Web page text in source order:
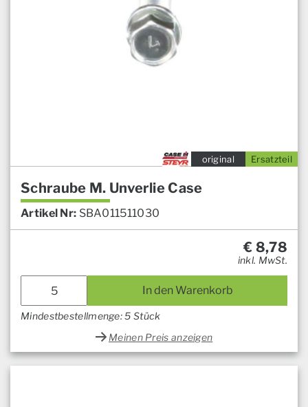
Ersatzteil
original
Schraube M. Unverlie Case
Artikel Nr: SBA011511030
€ 8,78
inkl. MwSt.
In den Warenkorb
Mindestbestellmenge: 5 Stück
Meinen Preis anzeigen